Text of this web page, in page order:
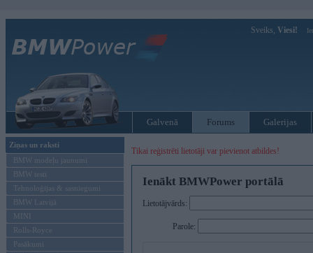
Sveiks, Viesi!
Galvenā Forums Galerijas
Ziņas un raksti
BMW modeļu jaunumi
BMW testi
Tehnoloģijas & sasniegumi
BMW Latvijā
MINI
Rolls-Royce
Pasākumi
Tikai reģistrēti lietotāji var pievienot atbildes!
Ienākt BMWPower portālā
Lietotājvārds:
Parole: